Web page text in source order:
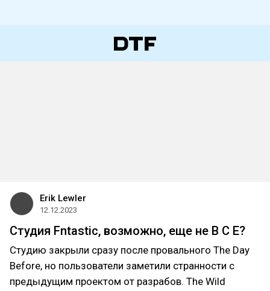
Erik Lewler
12.12.2023
Студия Fntastic, возможно, еще не В С Е?
Студию закрыли сразу после провального The Day
Before, но пользователи заметили странности с
предыдущим проектом от разрабов. The Wild